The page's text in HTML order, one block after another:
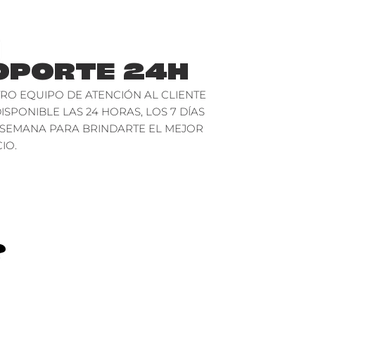
24H
EQUIPO DE ATENCIÓN AL CLIENTE
LAS 24 HORAS, LOS 7 DÍAS
PARA BRINDARTE EL MEJOR